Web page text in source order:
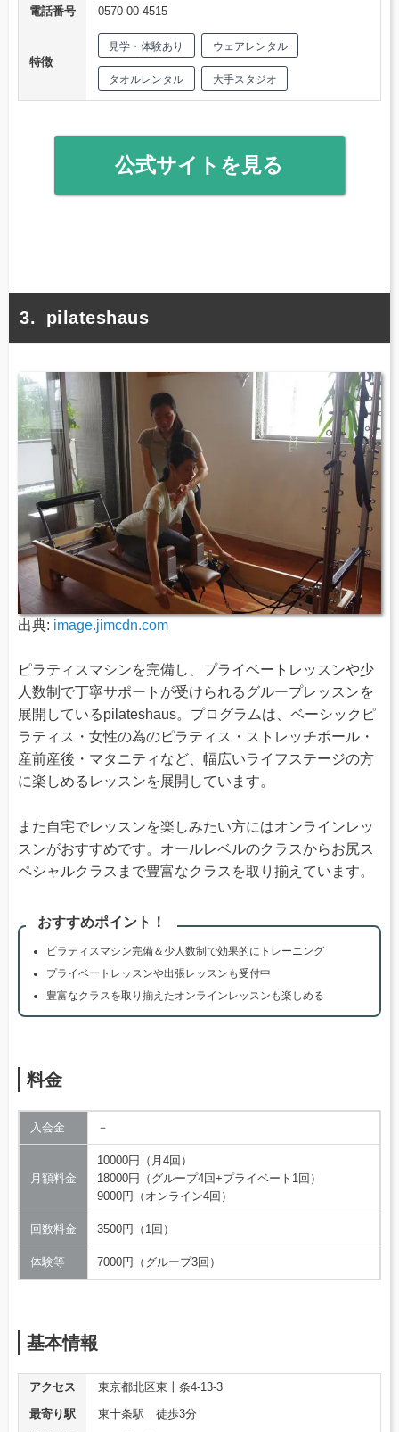
電話番号
0570-00-4515
特徴
見学・体験あり ウェアレンタル
タオルレンタル 大手スタジオ
公式サイトを見る
pilateshaus
出典: image.jimcdn.com
ピラティスマシンを完備し、プライベートレッスンや少
人数制で丁寧サポートが受けられるグループレッスンを
展開しているpilateshaus。プログラムは、ベーシックピ
ラティス・女性の為のピラティス・ストレッチポール・
産前産後・マタニティなど、幅広いライフステージの方
に楽しめるレッスンを展開しています。
また自宅でレッスンを楽しみたい方にはオンラインレッ
スンがおすすめです。オールレベルのクラスからお尻ス
ペシャルクラスまで豊富なクラスを取り揃えています。
おすすめポイント！
ピラティスマシン完備＆少人数制で効果的にトレーニング
プライベートレッスンや出張レッスンも受付中
豊富なクラスを取り揃えたオンラインレッスンも楽しめる
料金
入会金 －
月額料金
10000円（月4回）
18000円（グループ4回+プライベート1回）
9000円（オンライン4回）
回数料金 3500円（1回）
体験等 7000円（グループ3回）
基本情報
アクセス
東京都北区東十条4-13-3
最寄り駅
東十条駅 徒歩3分